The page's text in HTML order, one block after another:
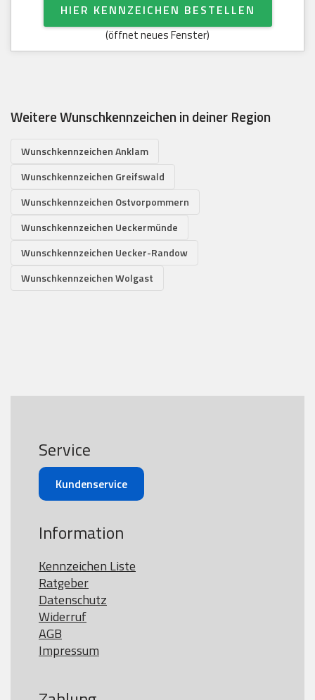
HIER KENNZEICHEN BESTELLEN
(öffnet neues Fenster)
Weitere Wunschkennzeichen in deiner Region
Wunschkennzeichen Anklam
Wunschkennzeichen Greifswald
Wunschkennzeichen Ostvorpommern
Wunschkennzeichen Ueckermünde
Wunschkennzeichen Uecker-Randow
Wunschkennzeichen Wolgast
Service
Kundenservice
Information
Kennzeichen Liste
Ratgeber
Datenschutz
Widerruf
AGB
Impressum